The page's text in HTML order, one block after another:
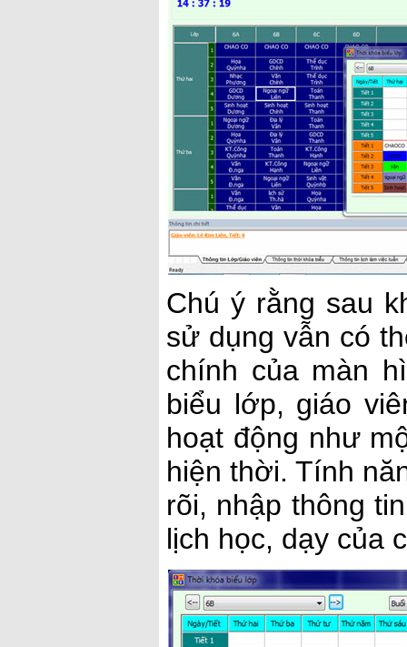
Chú ý rằng sau
sử dụng vẫn có
chính của màn
biểu lớp, giáo
hoạt động như
hiện thời. Tính
rõi, nhập thông
lịch học, dạy của